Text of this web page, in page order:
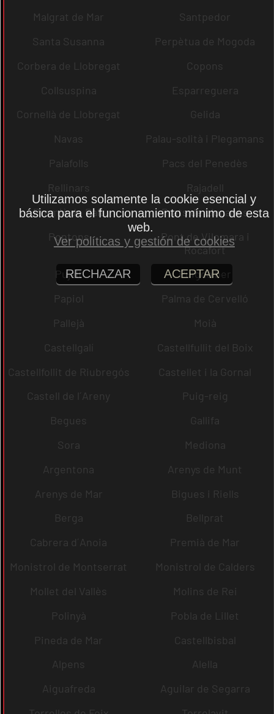
Malgrat de Mar
Santpedor
Santa Susanna
Perpètua de Mogoda
Corbera de Llobregat
Copons
Collsuspina
Esparreguera
Cornellà de Llobregat
Gelida
Navas
Palau-solità i Plegamans
Palafolls
Pacs del Penedès
Rellinars
Rajadell
Premià de Dalt
Prats de Lluçanès
Pontons
Pont de Vilomara i
Rocafort
Pujalt
Puigdàlber
Papiol
Palma de Cervelló
Pallejà
Moià
Castellgalí
Castellfullit del Boix
Castellfollit de Riubregós
Castellet i la Gornal
Castell de l´Areny
Puig-reig
Begues
Gallifa
Sora
Mediona
Argentona
Arenys de Munt
Arenys de Mar
Bigues i Riells
Berga
Bellprat
Cabrera d´Anoia
Premià de Mar
Monistrol de Montserrat
Monistrol de Calders
Mollet del Vallès
Molins de Rei
Polinyà
Pobla de Lillet
Pineda de Mar
Castellbisbal
Alpens
Alella
Aiguafreda
Aguilar de Segarra
Utilizamos solamente la cookie esencial y
básica para el funcionamiento mínimo de esta
web.
Ver políticas y gestión de cookies
RECHAZAR ACEPTAR